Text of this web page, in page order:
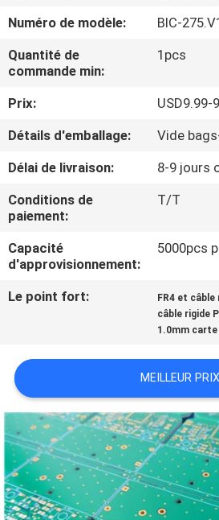
À
PROPOS
NOUS
VISITE
DE
L'USINE
CONTRÔLE
DE
QUALITÉ
NOUS
CONTACTER
NOUVELLES
Numéro de modèle:
BIC-
Quantité de
commande min:
1pcs
Prix:
USD9.99-
Détails d'emballage:
Vide
Délai de livraison:
8-9 jours
Conditions de
paiement:
T/T
Capacité
d'approvisionnement:
5000pcs
Le point fort: FR4 et câble
câble rigide
1.0mm carte
MEILLEUR PRIX